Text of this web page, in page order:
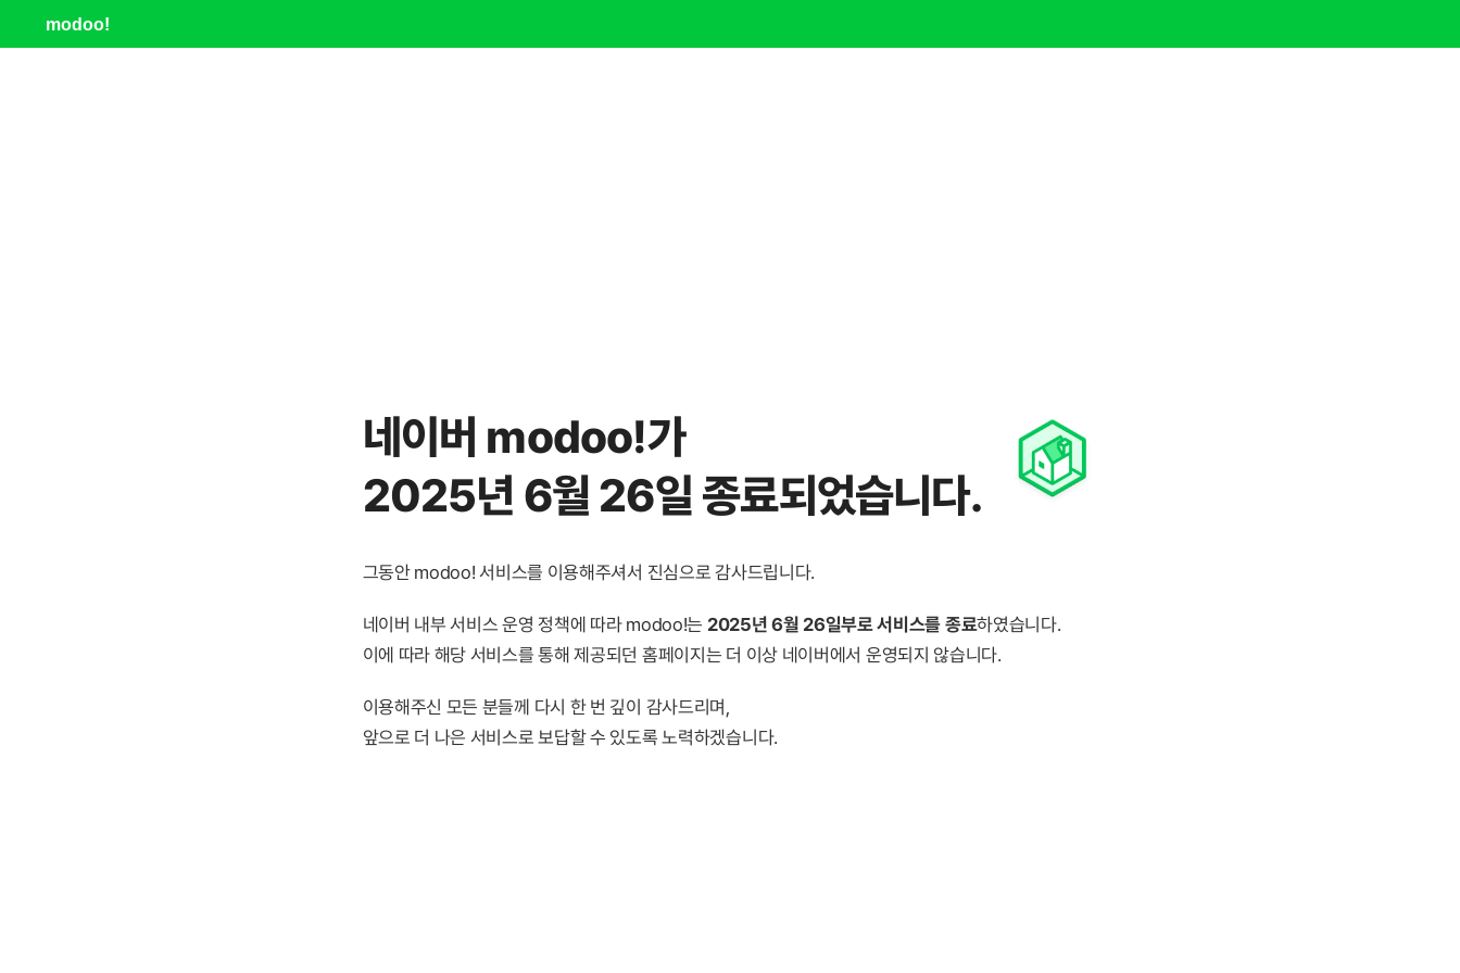
modoo!
네이버 modoo!가
2025년 6월 26일 종료되었습니다.
그동안 modoo! 서비스를 이용해주셔서 진심으로 감사드립니다.
네이버 내부 서비스 운영 정책에 따라 modoo!는 2025년 6월 26일부로 서비스를 종료하였습니다.
이에 따라 해당 서비스를 통해 제공되던 홈페이지는 더 이상 네이버에서 운영되지 않습니다.
이용해주신 모든 분들께 다시 한 번 깊이 감사드리며,
앞으로 더 나은 서비스로 보답할 수 있도록 노력하겠습니다.